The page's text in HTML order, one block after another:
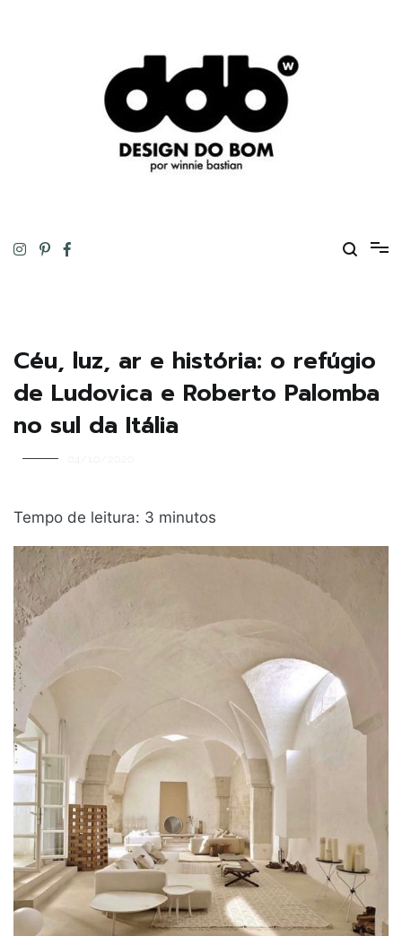
Céu, luz, ar e história: o refúgio
de Ludovica e Roberto Palomba
no sul da Itália
04/10/2020
Tempo de leitura: 3 minutos